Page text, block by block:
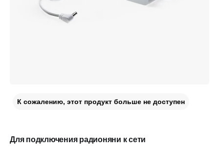
Для подключения радионяни к сети
К сожалению, этот продукт больше не доступен